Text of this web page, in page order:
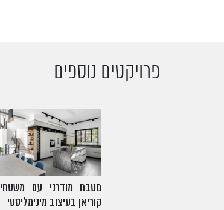
פרויקטים נוספים
מטבח מודרני עם משטחי
קוריאן בעיצוב מינימליסטי